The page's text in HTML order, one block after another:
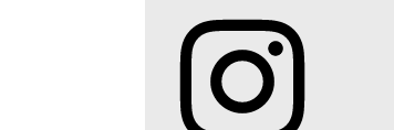
Instagram